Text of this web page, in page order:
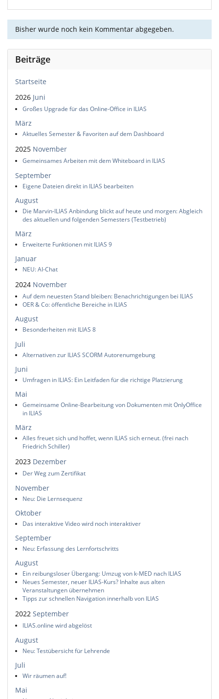
Bisher wurde noch kein Kommentar abgegeben.
Beiträge
Startseite
2026 Juni
Großes Upgrade für das Online-Office in ILIAS
März
Aktuelles Semester & Favoriten auf dem Dashboard
2025 November
Gemeinsames Arbeiten mit dem Whiteboard in ILIAS
September
Eigene Dateien direkt in ILIAS bearbeiten
August
Die Marvin-ILIAS Anbindung blickt auf heute und morgen: Abgleich
des aktuellen und folgenden Semesters (Testbetrieb)
März
Erweiterte Funktionen mit ILIAS 9
Januar
NEU: AI-Chat
2024 November
Auf dem neuesten Stand bleiben: Benachrichtigungen bei ILIAS
OER & Co: öffentliche Bereiche in ILIAS
August
Besonderheiten mit ILIAS 8
Juli
Alternativen zur ILIAS SCORM Autorenumgebung
Juni
Umfragen in ILIAS: Ein Leitfaden für die richtige Platzierung
Mai
Gemeinsame Online-Bearbeitung von Dokumenten mit OnlyOffice
in ILIAS
März
Alles freuet sich und hoffet, wenn ILIAS sich erneut. (frei nach
Friedrich Schiller)
2023 Dezember
Der Weg zum Zertifikat
November
Neu: Die Lernsequenz
Oktober
Das interaktive Video wird noch interaktiver
September
Neu: Erfassung des Lernfortschritts
August
Ein reibungsloser Übergang: Umzug von k-MED nach ILIAS
Neues Semester, neuer ILIAS-Kurs? Inhalte aus alten
Veranstaltungen übernehmen
Tipps zur schnellen Navigation innerhalb von ILIAS
2022 September
ILIAS.online wird abgelöst
August
Neu: Testübersicht für Lehrende
Juli
Wir räumen auf!
Mai